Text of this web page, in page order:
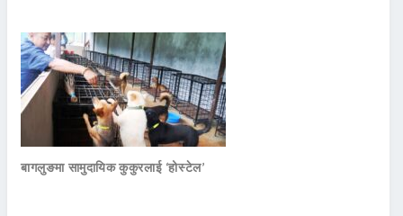
बागलुङमा सामुदायिक कुकुरलाई ‘होस्टेल’